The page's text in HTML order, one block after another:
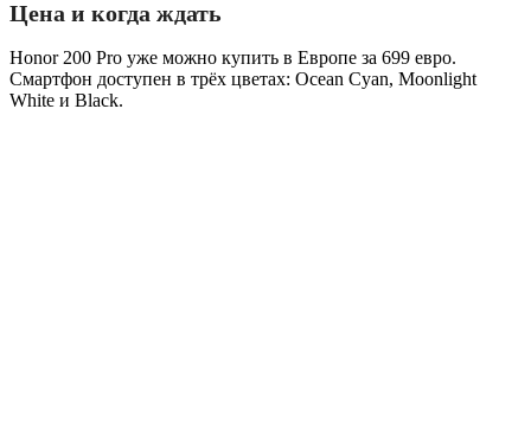
Цена и когда ждать
Honor 200 Pro уже можно купить в Европе за 699 евро.
Смартфон доступен в трёх цветах: Ocean Cyan, Moonlight
White и Black.